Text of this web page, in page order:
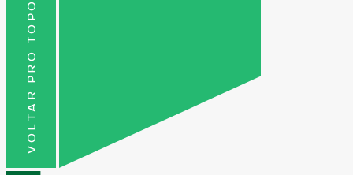
VOLTAR PRO TOPO